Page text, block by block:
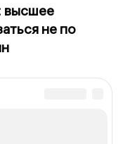
высшее
не по